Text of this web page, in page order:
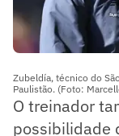
Zubeldía, técnico do
Paulistão. (Foto:
O treinador
possibilidade